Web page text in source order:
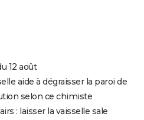
12 août
aide à dégraisser la paroi de
selon ce chimiste
: laisser la vaisselle sale